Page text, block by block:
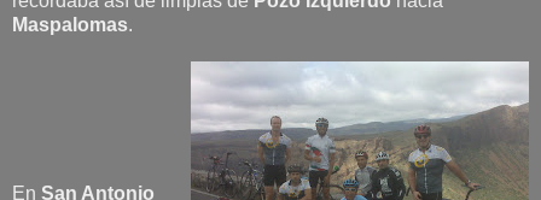
Maspalomas.
En San Antonio